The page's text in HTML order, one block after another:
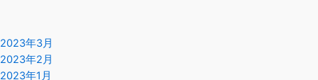
2023年3月
2023年2月
2023年1月